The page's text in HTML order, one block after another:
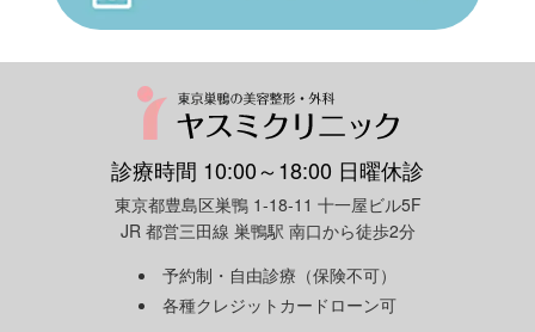
診療時間 10:00～18:00 日曜休診
東京都豊島区巣鴨 1-18-11 十一屋ビル5F
JR 都営三田線 巣鴨駅 南口から徒歩2分
予約制・自由診療（保険不可）
各種クレジットカードローン可